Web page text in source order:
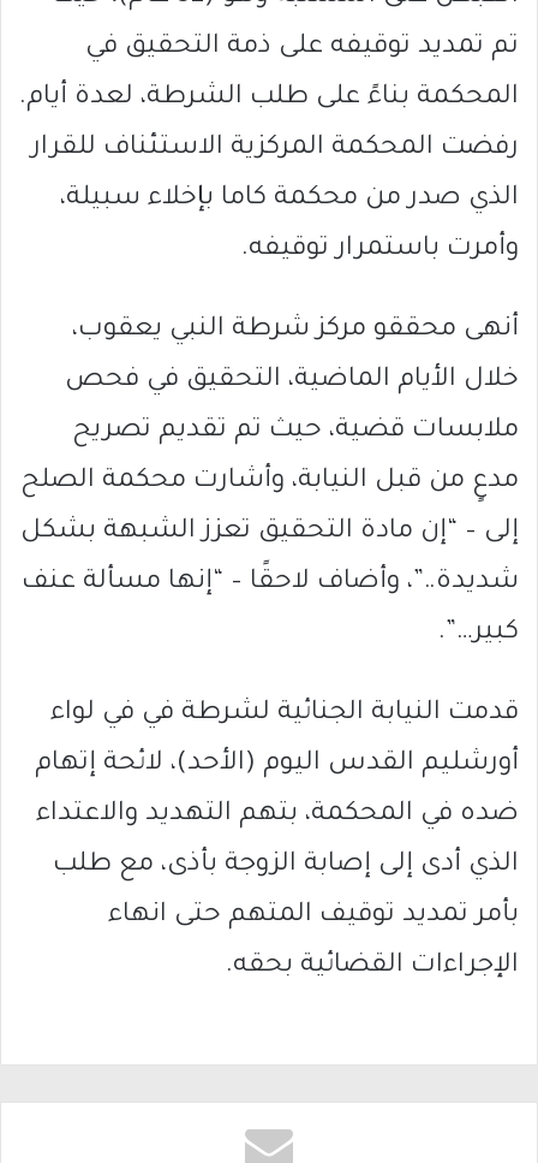
تم تمديد توقيفه على ذمة التحقيق في
المحكمة بناءً على طلب الشرطة، لعدة أيام.
رفضت المحكمة المركزية الاستئناف للقرار
الذي صدر من محكمة كاما بإخلاء سبيلة،
وأمرت باستمرار توقيفه.
أنهى محققو مركز شرطة النبي يعقوب،
خلال الأيام الماضية، التحقيق في فحص
ملابسات قضية، حيث تم تقديم تصريح
مدعٍ من قبل النيابة، وأشارت محكمة الصلح
إلى – “إن مادة التحقيق تعزز الشبهة بشكل
شديدة..”، وأضاف لاحقًا – “إنها مسألة عنف
كبير…”.
قدمت النيابة الجنائية لشرطة في في لواء
أورشليم القدس اليوم (الأحد)، لائحة إتهام
ضده في المحكمة، بتهم التهديد والاعتداء
الذي أدى إلى إصابة الزوجة بأذى، مع طلب
بأمر تمديد توقيف المتهم حتى انهاء
الإجراءات القضائية بحقه.